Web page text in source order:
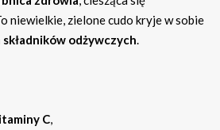
niewielkie, zielone cudo kryje w sobie
odżywczych.
C,